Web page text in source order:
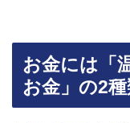
お金には「
お金」の2